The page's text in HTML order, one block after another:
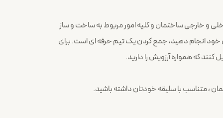
و خارجی ساختمان و کلیه امور مربوط به ساخت و ساز
خود انجام دهید، جمع کردن یک تیم حرفه ای است. برای
کنند که همواره آرزویش را دارید.
، متناسب با سلیقه خودتان داشته باشید.